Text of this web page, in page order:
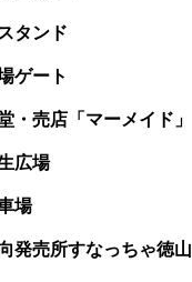
タンド
ゲート
・売店「マーメイド」
広場
場
発売所すなっちゃ徳山